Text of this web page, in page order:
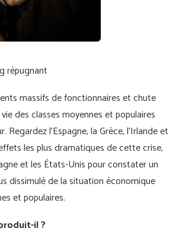
répugnant
massifs de fonctionnaires et chute
des classes moyennes et populaires
Regardez l'Espagne, la Grèce, l'Irlande et
les plus dramatiques de cette crise,
et les États-Unis pour constater un
dissimulé de la situation économique
et populaires.
il ?